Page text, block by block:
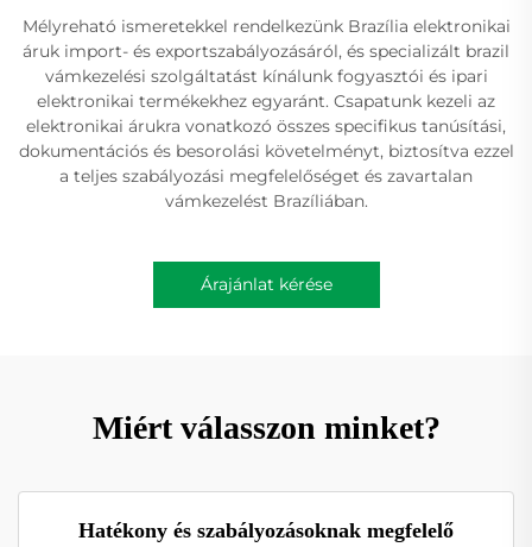
Mélyreható ismeretekkel rendelkezünk Brazília elektronikai
áruk import- és exportszabályozásáról, és specializált brazil
vámkezelési szolgáltatást kínálunk fogyasztói és ipari
elektronikai termékekhez egyaránt. Csapatunk kezeli az
elektronikai árukra vonatkozó összes specifikus tanúsítási,
dokumentációs és besorolási követelményt, biztosítva ezzel
a teljes szabályozási megfelelőséget és zavartalan
vámkezelést Brazíliában.
Árajánlat kérése
Miért válasszon minket?
Hatékony és szabályozásoknak megfelelő